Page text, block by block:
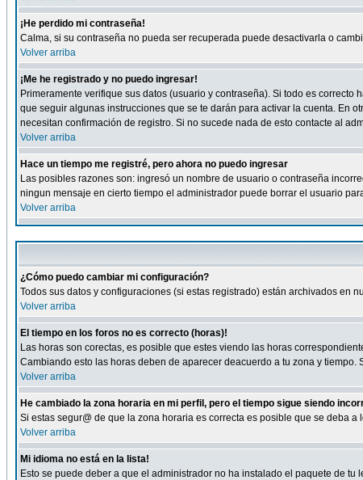
¡He perdido mi contraseña!
Calma, si su contraseña no pueda ser recuperada puede desactivarla o
Volver arriba
¡Me he registrado y no puedo ingresar!
Primeramente verifique sus datos (usuario y contraseña). Si todo es
que seguir algunas instrucciones que se te darán para activar la cuenta. En
necesitan confirmación de registro. Si no sucede nada de esto contacte al
Volver arriba
Hace un tiempo me registré, pero ahora no puedo ingresar
Las posibles razones son: ingresó un nombre de usuario o contraseña
ningun mensaje en cierto tiempo el administrador puede borrar el usuario
Volver arriba
¿Cómo puedo cambiar mi configuración?
Todos sus datos y configuraciones (si estas registrado) están archivados en
Volver arriba
El tiempo en los foros no es correcto (horas)!
Las horas son corectas, es posible que estes viendo las horas
Cambiando esto las horas deben de aparecer deacuerdo a tu zona y tiempo.
Volver arriba
He cambiado la zona horaria en mi perfil, pero el tiempo sigue siendo
Si estas segur@ de que la zona horaria es correcta es posible que se deba
Volver arriba
Mi idioma no está en la lista!
Esto se puede deber a que el administrador no ha instalado el paquete de